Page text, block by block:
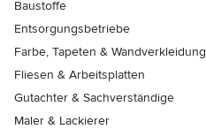
Baustoffe
Entsorgungsbetriebe
Farbe, Tapeten & Wandverkleidung
Fliesen & Arbeitsplatten
Gutachter & Sachverständige
Maler & Lackierer